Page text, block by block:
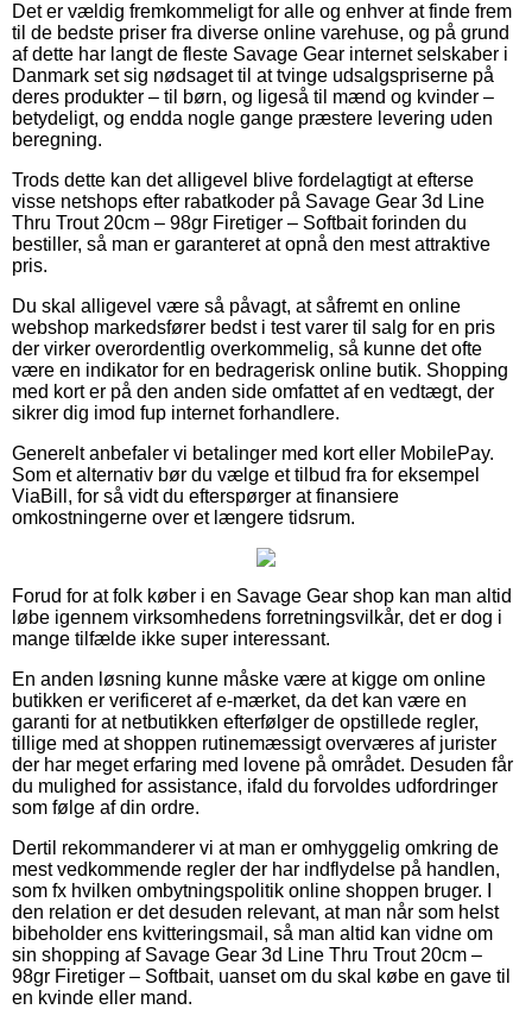
Det er vældig fremkommeligt for alle og enhver at finde frem
til de bedste priser fra diverse online varehuse, og på grund
af dette har langt de fleste Savage Gear internet selskaber i
Danmark set sig nødsaget til at tvinge udsalgspriserne på
deres produkter – til børn, og ligeså til mænd og kvinder –
betydeligt, og endda nogle gange præstere levering uden
beregning.
Trods dette kan det alligevel blive fordelagtigt at efterse
visse netshops efter rabatkoder på Savage Gear 3d Line
Thru Trout 20cm – 98gr Firetiger – Softbait forinden du
bestiller, så man er garanteret at opnå den mest attraktive
pris.
Du skal alligevel være så påvagt, at såfremt en online
webshop markedsfører bedst i test varer til salg for en pris
der virker overordentlig overkommelig, så kunne det ofte
være en indikator for en bedragerisk online butik. Shopping
med kort er på den anden side omfattet af en vedtægt, der
sikrer dig imod fup internet forhandlere.
Generelt anbefaler vi betalinger med kort eller MobilePay.
Som et alternativ bør du vælge et tilbud fra for eksempel
ViaBill, for så vidt du efterspørger at finansiere
omkostningerne over et længere tidsrum.
Forud for at folk køber i en Savage Gear shop kan man altid
løbe igennem virksomhedens forretningsvilkår, det er dog i
mange tilfælde ikke super interessant.
En anden løsning kunne måske være at kigge om online
butikken er verificeret af e-mærket, da det kan være en
garanti for at netbutikken efterfølger de opstillede regler,
tillige med at shoppen rutinemæssigt overværes af jurister
der har meget erfaring med lovene på området. Desuden får
du mulighed for assistance, ifald du forvoldes udfordringer
som følge af din ordre.
Dertil rekommanderer vi at man er omhyggelig omkring de
mest vedkommende regler der har indflydelse på handlen,
som fx hvilken ombytningspolitik online shoppen bruger. I
den relation er det desuden relevant, at man når som helst
bibeholder ens kvitteringsmail, så man altid kan vidne om
sin shopping af Savage Gear 3d Line Thru Trout 20cm –
98gr Firetiger – Softbait, uanset om du skal købe en gave til
en kvinde eller mand.